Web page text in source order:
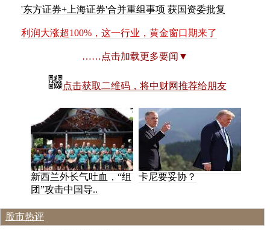
'东方证券+ 上海证券'合并重组事项 获国资委批复
利 润大涨超100% ， 这一行业 ， 黄金窗口期来了
……点击加载更多要闻▼
点击获取二维码，将中财网推荐给朋友
新西兰外长气吐血，“组
团”攻击中国导..
卡尼要妥协？
股市热评